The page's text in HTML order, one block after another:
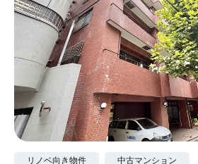
リノベ向き物件 中古マンション